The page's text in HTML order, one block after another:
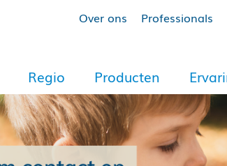
Over ons Professionals
Regio Producten